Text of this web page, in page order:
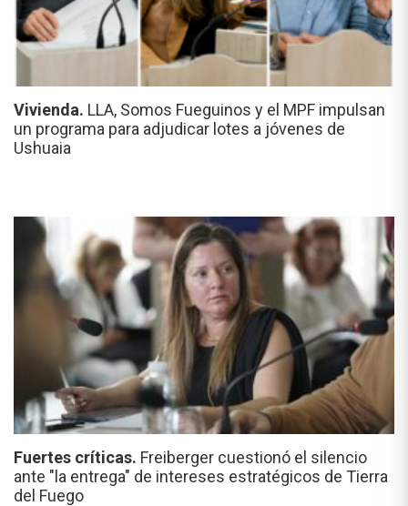
Vivienda. LLA, Somos Fueguinos y el MPF impulsan
un programa para adjudicar lotes a jóvenes de
Ushuaia
Fuertes críticas. Freiberger cuestionó el silencio
ante "la entrega" de intereses estratégicos de Tierra
del Fuego